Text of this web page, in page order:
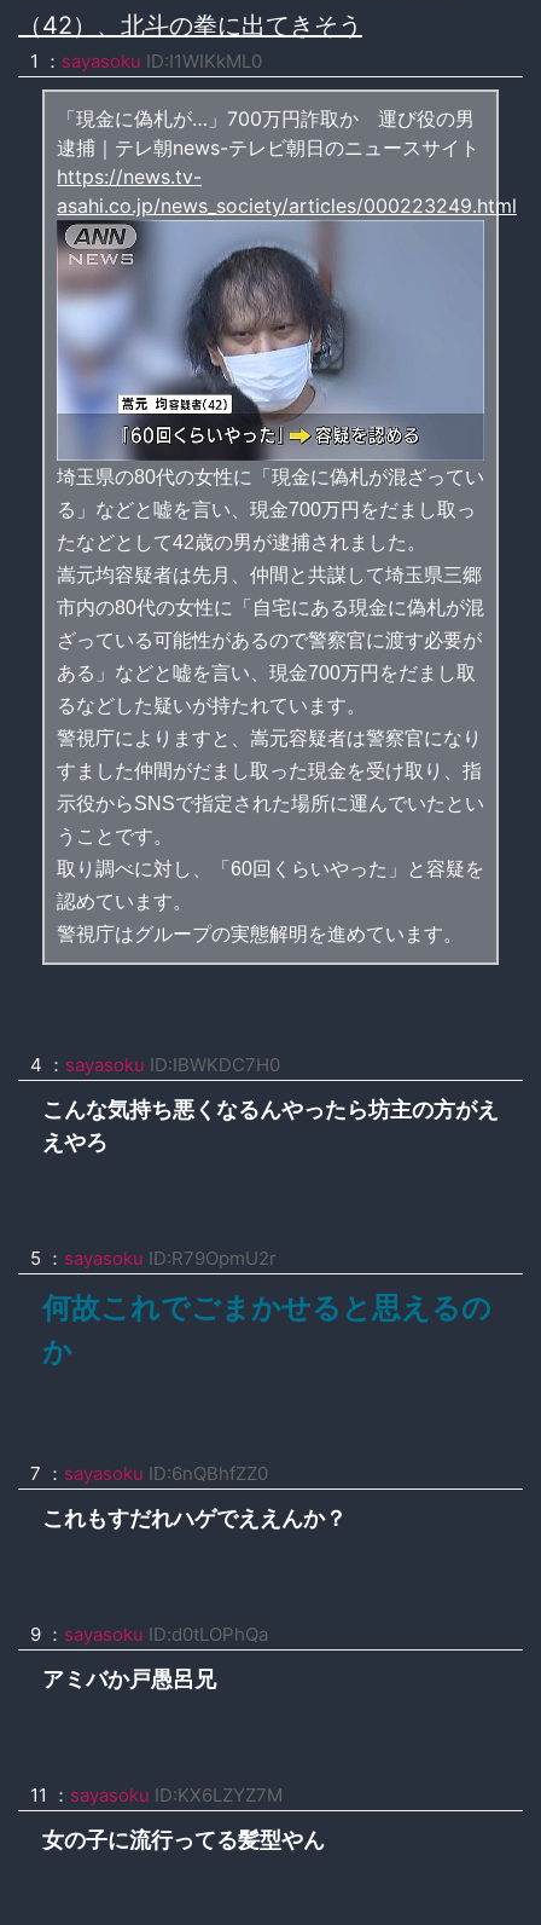
（42）、北斗の拳に出てきそう
1 ： sayasoku ID:I1WIKkML0
「現金に偽札が…」700万円詐取か 運び役の男
逮捕｜テレ朝news-テレビ朝日のニュースサイト
https://news.tv-
asahi.co.jp/news_society/articles/000223249.html
埼玉県の80代の女性に「現金に偽札が混ざってい
る」などと嘘を言い、現金700万円をだまし取っ
たなどとして42歳の男が逮捕されました。
嵩元均容疑者は先月、仲間と共謀して埼玉県三郷
市内の80代の女性に「自宅にある現金に偽札が混
ざっている可能性があるので警察官に渡す必要が
ある」などと嘘を言い、現金700万円をだまし取
るなどした疑いが持たれています。
警視庁によりますと、嵩元容疑者は警察官になり
すました仲間がだまし取った現金を受け取り、指
示役からSNSで指定された場所に運んでいたとい
うことです。
取り調べに対し、「60回くらいやった」と容疑を
認めています。
警視庁はグループの実態解明を進めています。
4 ： sayasoku ID:IBWKDC7H0
こんな気持ち悪くなるんやったら坊主の方がえ
えやろ
5 ： sayasoku ID:R79OpmU2r
何故これでごまかせると思えるの
か
7 ： sayasoku ID:6nQBhfZZ0
これもすだれハゲでええんか？
9 ： sayasoku ID:d0tLOPhQa
アミバか戸愚呂兄
11 ： sayasoku ID:KX6LZYZ7M
女の子に流行ってる髪型やん